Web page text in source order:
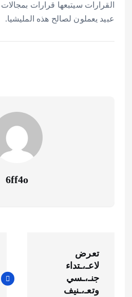
القرارات سيتبعها قرارات
عبيد يعملون لصالح هذه المليشيا.
6ff4o
ص
تعرض
لاعـ،ـتداء
جنـ،ـسي
وتعـ،ـنيف